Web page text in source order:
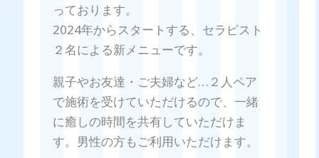
っております。
2024年からスタートする、セラピスト
２名による新メニューです。
親子やお友達・ご夫婦など…２人ペア
で施術を受けていただけるので、一緒
に癒しの時間を共有していただけま
す。男性の方もご利用いただけます。